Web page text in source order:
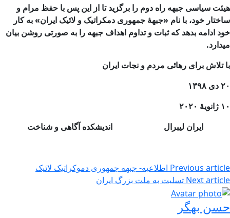
هیئت سیاسی جبهه راه دوم را برگزید تا از این پس با حفظ مرام و
ساختار خود، با نام «جبهۀ جمهوری دمکراتیک و لائیک ایران» به کار
خود ادامه بدهد که ثبات و تداوم اهداف جبهه را به صورتی روشن بیان
میدارد.
با تلاش برای رهائی مردم و نجات ایران
۲۰ دی ۱۳۹۸
۱۰ ژانویۀ ۲۰۲۰
ایران لیبرال اندیشکده آگاهی و شناخت
Previous article اطلاعیه- جبهه جمهوری دموکراتیک لائیک
Next article تسلیت به ملت بزرگ ایران
حسن بهگر